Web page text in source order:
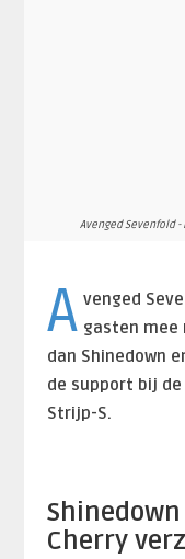
Avenged Sevenfold
A venged
gasten mee
dan Shinedown
de support bij
Strijp-S.
Cherry